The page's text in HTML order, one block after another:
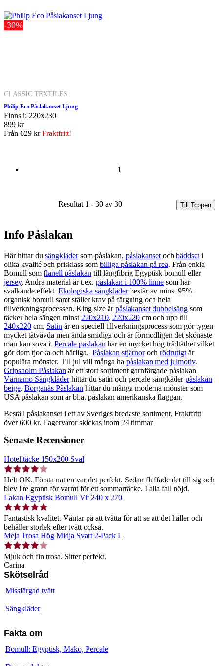
-30%
CLASSIC TEXTILES
Philip Eco Påslakanset Ljung
Finns i: 220x230
899 kr
Från 629 krFraktfritt!
1
Resultat 1 - 30 av 30 Till Toppen
Info Påslakan
Här hittar du sängklädersom påslakan, påslakanset och bäddset i
olika kvalité och prisklass som billiga påslakan på rea. Från enkla
Bomull som flanell påslakan till långfibrig Egyptisk bomull eller
jersey. Andra material är t.ex. påslakan i 100% linne som har
svalkande effekt. Ekologiska sängkläderbestår av minst 95%
organisk bomull samt ställer krav på färgning och hela
tillverkningsprocessen. King size ärpåslakanset dubbelsäng som
täcker hela sängen minst 220x210, 220x220 cm och upp till
240x220 cm. Satin är en speciell tillverkningsprocess som gör tygen
mycket tätvävda men ändå smidiga och är förmodligen det skönaste
man kan sova i. Percale påslakan har en mycket hög trådtäthet vilket
gör dom tjocka och härliga. Påslakan stjärnoroch rödrutigt är
populära mönster. Till jul vill många ha påslakan med julmotiv.
Gripsholm Påslakan är ett stort sortiment garnfärgade påslakan.
Värnamo Sängkläderhittar du satin och percale sängkäderpåslakan
beige. Borganäs Påslakan hittar du många moderna mönster som
USA påslakan som är bl.a. påslakan amerikanska flaggan.
Beställ påslakanset i ett av Sveriges bredaste sortiment. Fraktfritt
över 600 kr. Lagervaror skickas inom 24 timmar.
Senaste Recensioner
Hotelltäcke 150x200 Sval
Helt OK. Första natten var det perfekt. Sedan fluffade det till sig och
blev lite grann för varmt för ett sommartäcke. I alla fall nöjd.
Lakan Egyptisk Bomull Vit 240 x 270
Fantastisk kvalitet. Väntar på att tvätta för att se att det håller och
behåller storlek efter tvätt också.
Meja Trosa Hög Midja Svart 2-Pack L
Mjuk och fin trosa. Sitter perfekt.
Carina
Skötselråd
Missfärgad tvätt
Sängkläder
Fakta om
Bomull: Egyptisk, Mako, Percale